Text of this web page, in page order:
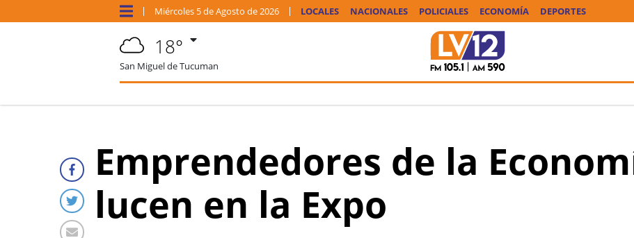
Miércoles 5 deAgosto de 2026 LOCALES NACIONALES POLICIALES ECONOMÍA DEPORTES
18°
San Miguel de Tucuman
Emprendedores de la
lucen en la Expo